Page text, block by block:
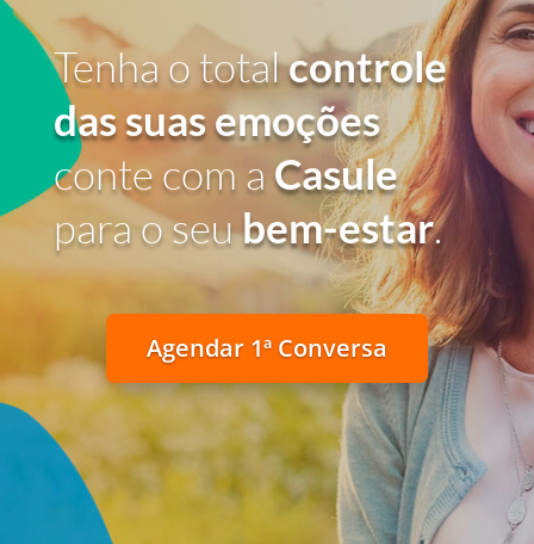
Tenha o totalcontrole
das suas emoções
conte com a Casule
para o seubem-estar.
Agendar 1ª Conversa